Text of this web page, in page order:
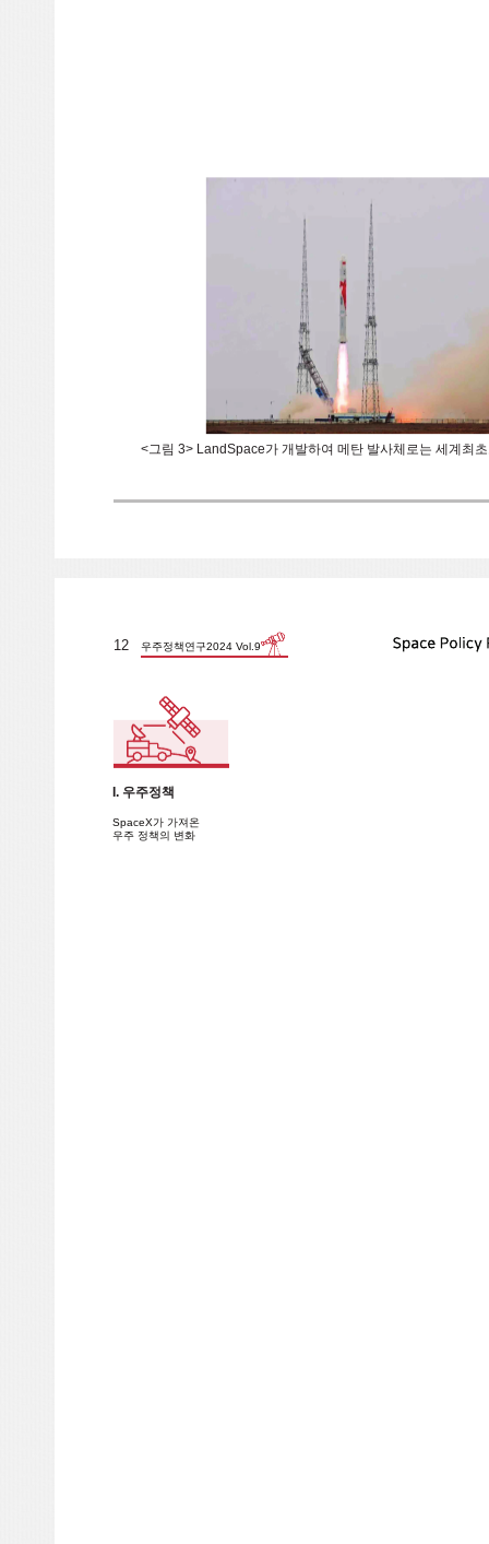
<그림 3> LandSpace가 개발하여 메탄 발사체로는 세계최
12
I. 우주정책
SpaceX가 가져온
우주 정책의 변화
우주정책연구2024 Vol.9